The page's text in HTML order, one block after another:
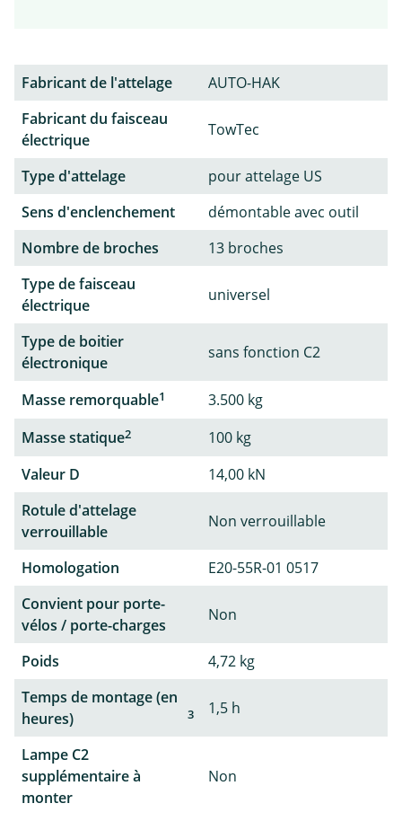
Fabricant de l'attelage
AUTO-HAK
Fabricant du faisceau
électrique
TowTec
Type d'attelage
pour attelage US
Sens d'enclenchement
démontable avec outil
Nombre de broches
13 broches
Type de faisceau
électrique
universel
Type de boitier
électronique
sans fonction C2
Masse remorquable1
3.500 kg
Masse statique2
100 kg
Valeur D
14,00 kN
Rotule d'attelage
verrouillable
Non verrouillable
Homologation
E20-55R-01 0517
Convient pour porte-
vélos / porte-charges
Non
Poids
4,72 kg
Temps de montage (en
heures)
3 1,5 h
Lampe C2
supplémentaire à
monter
Non